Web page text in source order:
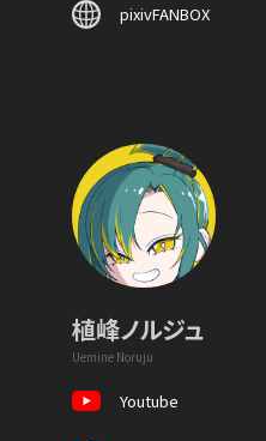
pixivFANBOX
植峰ノルジュ
Uemine Noruju
Youtube